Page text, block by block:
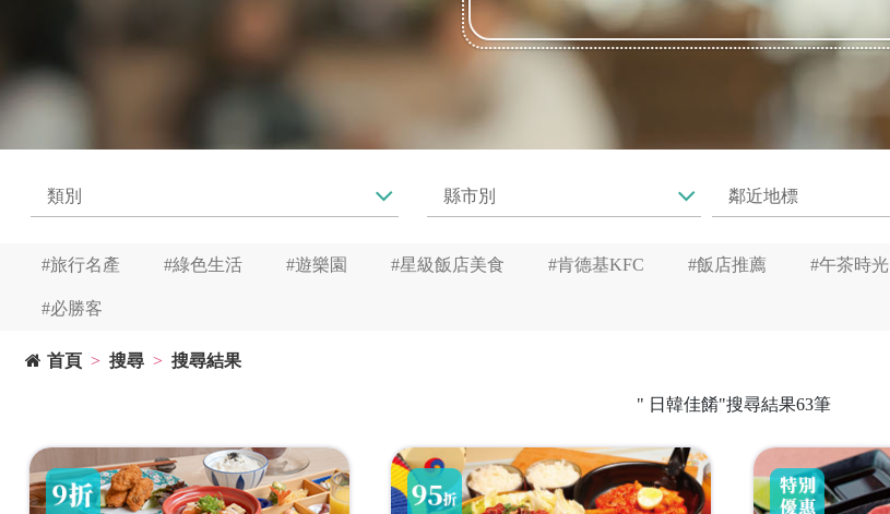
#旅行名產 #綠色生活 #遊樂園 #星級飯店美食 #肯德基KFC #飯店推薦 #午茶時光
#必勝客
首頁 搜尋 搜尋結果
" 日韓佳餚"搜尋結果63筆